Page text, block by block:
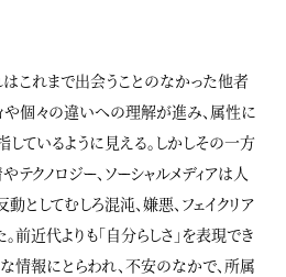
これまで出会うことのなかった他者
や個々の違いへの理解が進み、属性に
ているように見える。しかしその一方
クノロジー、ソーシャルメディアは人
としてむしろ混沌、嫌悪、フェイクリア
前近代よりも「自分らしさ」を表現でき
情報にとらわれ、不安のなかで、所属